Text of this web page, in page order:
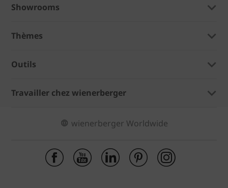
Showrooms
Thèmes
Outils
Travailler chez wienerberger
wienerberger Worldwide